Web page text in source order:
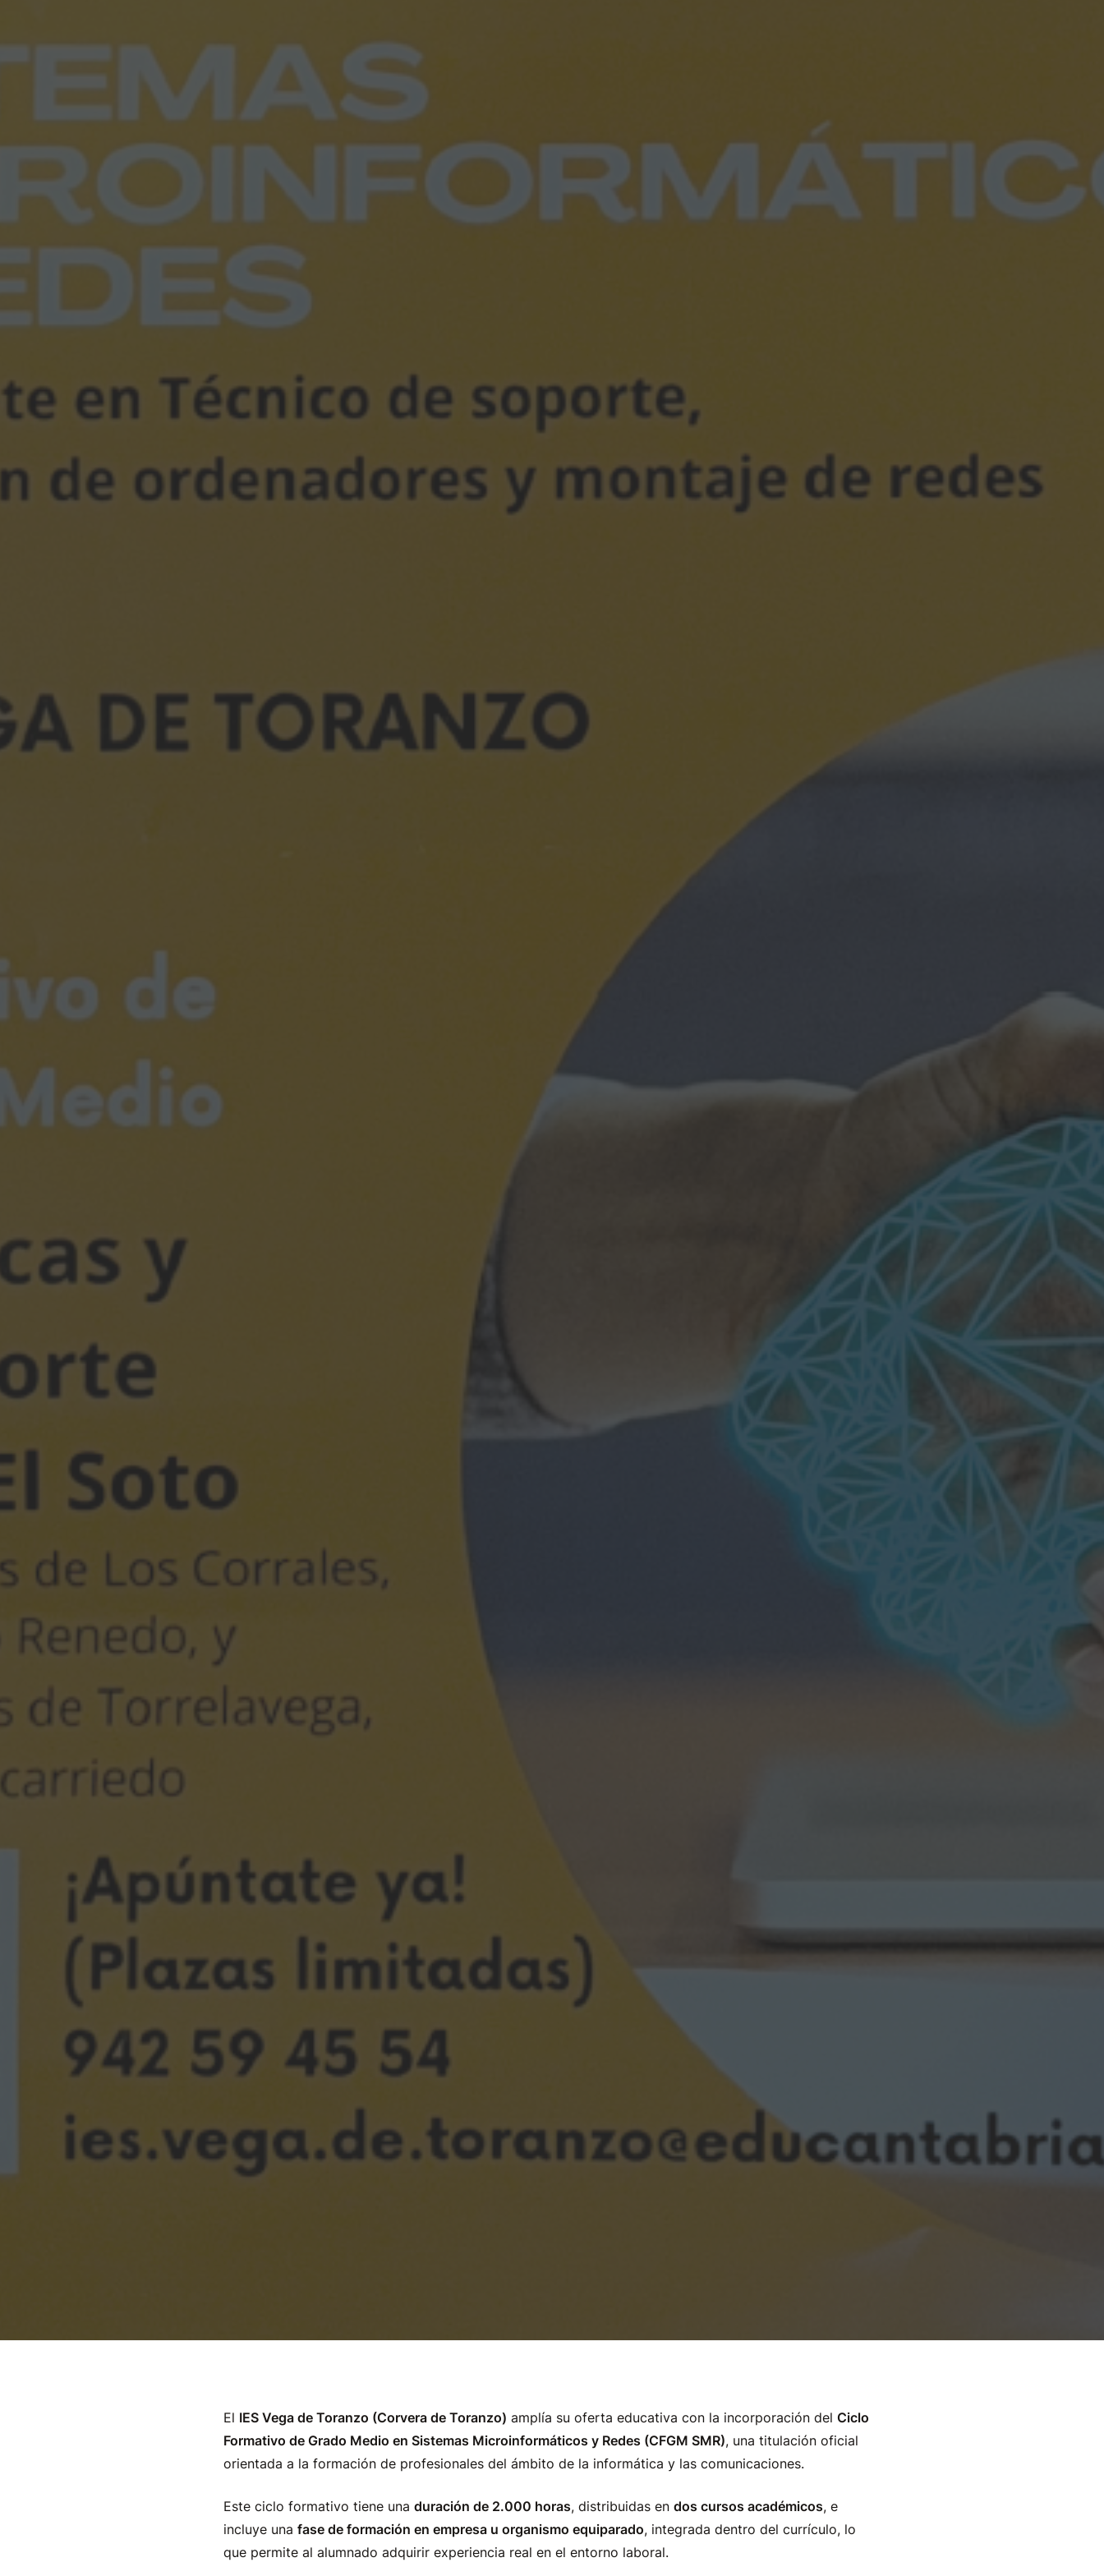
El IES Vega de Toranzo (Corvera de Toranzo) amplía su oferta educativa con la incorporación del Ciclo
Formativo de Grado Medio en Sistemas Microinformáticos y Redes (CFGM SMR), una titulación oficial
orientada a la formación de profesionales del ámbito de la informática y las comunicaciones.
Este ciclo formativo tiene una duración de 2.000 horas, distribuidas en dos cursos académicos, e
incluye una fase de formación en empresa u organismo equiparado, integrada dentro del currículo, lo
que permite al alumnado adquirir experiencia real en el entorno laboral.